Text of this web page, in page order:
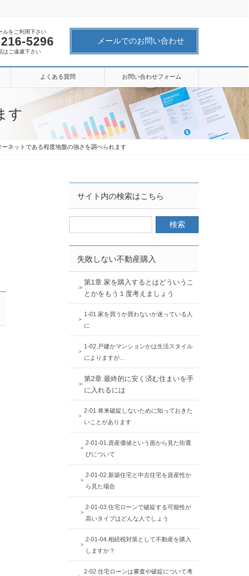
ルをご利用下さい
5296
はご遠慮下さい
メールでのお問い合わせ
よくある質問 お問い合わせフォーム
す
ネットである程度地盤の強さを調べられます
サイト内の検索はこちら
失敗しない不動産購入
第1章.家を購入するとはどういうこ
とかをもう１度考えましょう
1-01.家を買うか買わないか迷っている人
に
1-02.戸建かマンションかは生活スタイル
によりますが…
第2章.最終的に安く済む住まいを手
に入れるには
2-01.将来破綻しないために知っておきた
いことがあります
2-01-01.資産価値という面から見た街選
びについて
2-01-02.新築住宅と中古住宅を資産性か
ら見た場合
2-01-03.住宅ローンで破綻する可能性が
高いタイプはどんな人でしょう
2-01-04.相続税対策として不動産を購入
しますか？
2-02.住宅ローンは審査や破綻について考